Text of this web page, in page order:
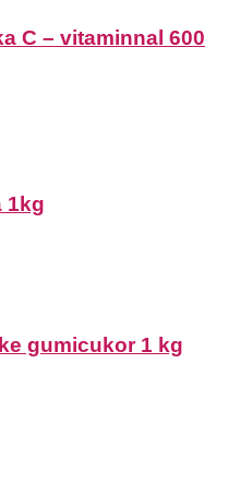
C – vitaminnal 600
1kg
gumicukor 1 kg